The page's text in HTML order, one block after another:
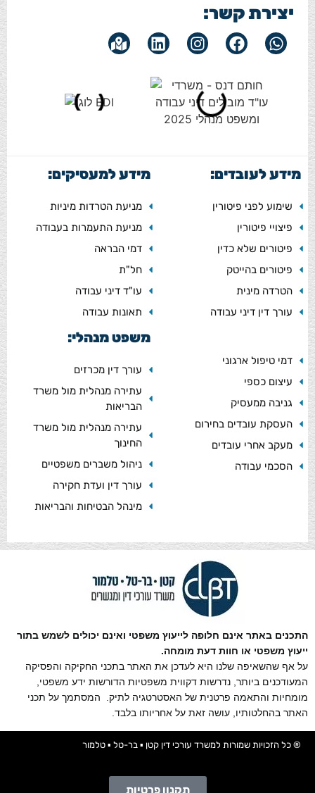
יצירת קשר:
מידע לעובדים:
שימוע לפני פיטורין
פיצויי פיטורין
פיטורים שלא כדין
פיטורים בהייטק
הטרדה מינית
עורך דין דיני עבודה
מידע למעסיקים:
מניעת הטרדות מיניות
מניעת התעמרות בעבודה
דמי הבראה
חל"ת
עו"ד דיני עבודה
תאונות עבודה
דמי טיפול ארגוני
עיצום כספי
גניבה ממעסיק
העסקת עובדים בחירום
מעקב אחרי עובדים
הסכמי עבודה
משפט מנהלי:
עורך דין מכרזים
עתירה מנהלית מול משרד
הבריאות
עתירה מנהלית מול משרד
החינוך
ניהול משברים משפטיים
עורך דין ועדת חקירה
מינהל הבטיחות והבריאות
התכנים באתר אינם חלופה לייעוץ משפטי ואינם יכולים לשמש בתור
ייעוץ משפטי או חוות דעת מומחה.
על אף שהשאיפה שלנו היא לעדכן את האתר בתכני החקיקה והפסיקה
המעודכנים ביותר, נדרשות דקווית משפטיות הדורשות ידע משפטי,
מומחיות והתאמה פרטנית של האסטרטגיה לתיק. המסתמך על תכני
האתר בהחלטותיו, עושה זאת על אחריותו בלבד.
® כל הזכויות שמורות למשרד עורכי דין קטן ▪ בר-טל ▪ טלמור
תקנון פרטיות